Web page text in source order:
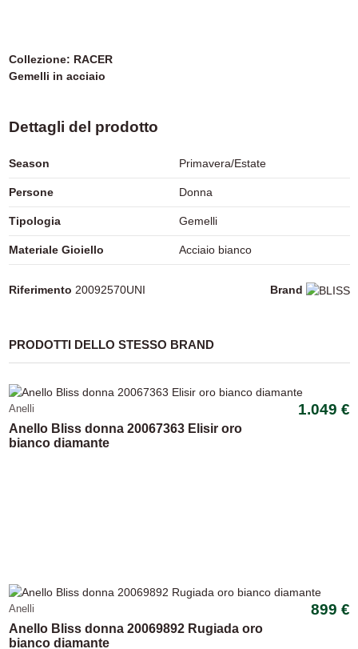
Collezione: RACER
Gemelli in acciaio
Dettagli del prodotto
Season Primavera/Estate
Persone Donna
Tipologia Gemelli
Materiale Gioiello Acciaio bianco
Brand
Riferimento 20092570UNI
PRODOTTI DELLO STESSO BRAND
Anelli 1.049 €
Anello Bliss donna 20067363 Elisir oro
bianco diamante
Anelli 899 €
Anello Bliss donna 20069892 Rugiada oro
bianco diamante